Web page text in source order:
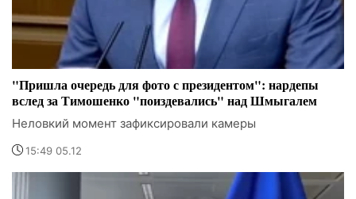
"Пришла очередь для фото с президентом": нардепы
вслед за Тимошенко "поиздевались" над Шмыгалем
Неловкий момент зафиксировали камеры
15:49 05.12